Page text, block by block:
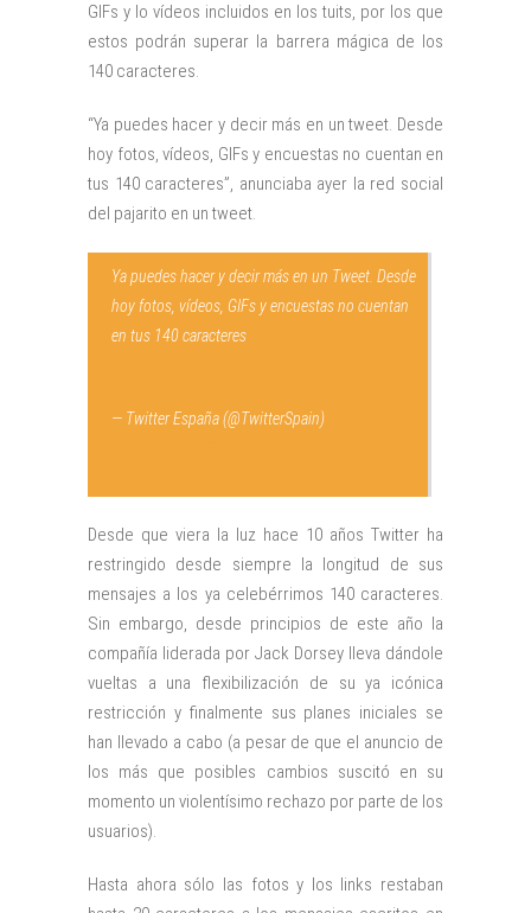
GIFs y lo vídeos incluidos en los tuits, por los que
estos podrán superar la barrera mágica de los
140 caracteres.
“Ya puedes hacer y decir más en un tweet. Desde
hoy fotos, vídeos, GIFs y encuestas no cuentan en
tus 140 caracteres”, anunciaba ayer la red social
del pajarito en un tweet.
Ya puedes hacer y decir más en un Tweet. Desde
hoy fotos, vídeos, GIFs y encuestas no cuentan
en tus 140 caracteres
— Twitter España (@TwitterSpain)
Desde que viera la luz hace 10 años Twitter ha
restringido desde siempre la longitud de sus
mensajes a los ya celebérrimos 140 caracteres.
Sin embargo, desde principios de este año la
compañía liderada por Jack Dorsey lleva dándole
vueltas a una flexibilización de su ya icónica
restricción y finalmente sus planes iniciales se
han llevado a cabo (a pesar de que el anuncio de
los más que posibles cambios suscitó en su
momento un violentísimo rechazo por parte de los
usuarios).
Hasta ahora sólo las fotos y los links restaban